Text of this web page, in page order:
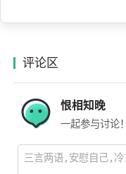
评论区
恨相知晚
一起参与讨论！